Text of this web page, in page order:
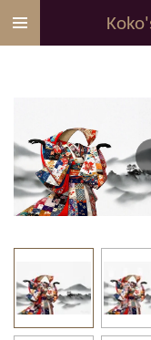
Ga
direct